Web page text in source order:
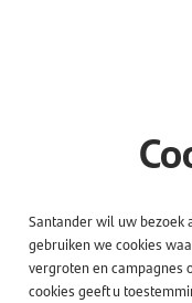
Santander wil uw bezoek
gebruiken we cookies
vergroten en campagnes
cookies geeft u